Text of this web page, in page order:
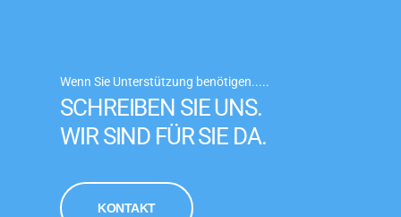
Wenn Sie Unterstützung benötigen.....
SCHREIBEN SIE UNS.
WIR SIND FÜR SIE DA.
KONTAKT